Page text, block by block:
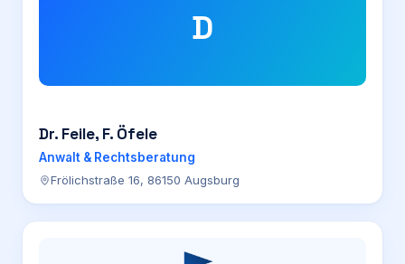
D
Dr. Feile, F. Öfele
Anwalt & Rechtsberatung
Frölichstraße 16, 86150 Augsburg